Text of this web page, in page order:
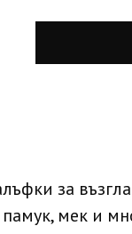
за
мек и